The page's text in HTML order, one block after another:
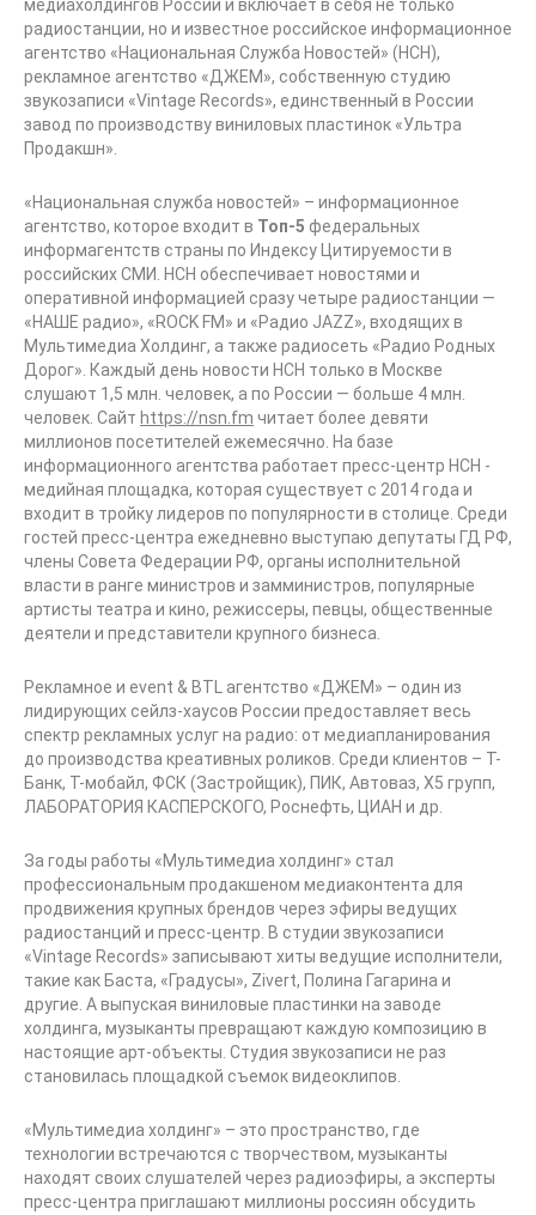
медиахолдингов России и включает в себя не только
радиостанции, но и известное российское информационное
агентство «Национальная Служба Новостей» (НСН),
рекламное агентство «ДЖЕМ», собственную студию
звукозаписи «Vintage Records», единственный в России
завод по производству виниловых пластинок «Ультра
Продакшн».
«Национальная служба новостей» – информационное
агентство, которое входит в Топ-5 федеральных
информагентств страны по Индексу Цитируемости в
российских СМИ. НСН обеспечивает новостями и
оперативной информацией сразу четыре радиостанции —
«НАШЕ радио», «ROCK FM» и «Радио JAZZ», входящих в
Мультимедиа Холдинг, а также радиосеть «Радио Родных
Дорог». Каждый день новости НСН только в Москве
слушают 1,5 млн. человек, а по России — больше 4 млн.
человек. Сайт https://nsn.fm читает более девяти
миллионов посетителей ежемесячно. На базе
информационного агентства работает пресс-центр НСН -
медийная площадка, которая существует с 2014 года и
входит в тройку лидеров по популярности в столице. Среди
гостей пресс-центра ежедневно выступаю депутаты ГД РФ,
члены Совета Федерации РФ, органы исполнительной
власти в ранге министров и замминистров, популярные
артисты театра и кино, режиссеры, певцы, общественные
деятели и представители крупного бизнеса.
Рекламное и event & BTL агентство «ДЖЕМ» – один из
лидирующих сейлз-хаусов России предоставляет весь
спектр рекламных услуг на радио: от медиапланирования
до производства креативных роликов. Среди клиентов – Т-
Банк, Т-мобайл, ФСК (Застройщик), ПИК, Автоваз, Х5 групп,
ЛАБОРАТОРИЯ КАСПЕРСКОГО, Роснефть, ЦИАН и др.
За годы работы «Мультимедиа холдинг» стал
профессиональным продакшеном медиаконтента для
продвижения крупных брендов через эфиры ведущих
радиостанций и пресс-центр. В студии звукозаписи
«Vintage Records» записывают хиты ведущие исполнители,
такие как Баста, «Градусы», Zivert, Полина Гагарина и
другие. А выпуская виниловые пластинки на заводе
холдинга, музыканты превращают каждую композицию в
настоящие арт-объекты. Студия звукозаписи не раз
становилась площадкой съемок видеоклипов.
«Мультимедиа холдинг» – это пространство, где
технологии встречаются с творчеством, музыканты
находят своих слушателей через радиоэфиры, а эксперты
пресс-центра приглашают миллионы россиян обсудить